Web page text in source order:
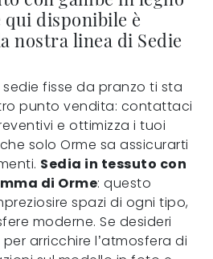
qui disponibile è
nostra linea di Sedie
fisse da pranzo ti sta
punto vendita: contattaci
e ottimizza i tuoi
solo Orme sa assicurarti
Sedia in tessuto con
di Orme: questo
spazi di ogni tipo,
moderne. Se desideri
arricchire l’atmosfera di